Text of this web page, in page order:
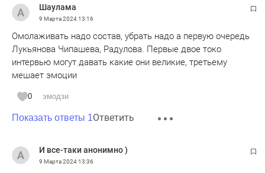
Шаулама
9 Марта 202413:16
Омолаживать надо состав, убрать надо а первую очередь
Лукьянова Чипашева, Радулова. Первые двое токо
интервью могут давать какие они великие, третьему
мешает эмоции
0 эмодзи
Показать ответы 1Ответить
И все-таки анонимно )
9 Марта 202413:36